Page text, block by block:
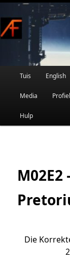
Skip
to
primary
content
Afrikaanse
Main
Tuis English
Media
Hulp
M02E2
Die